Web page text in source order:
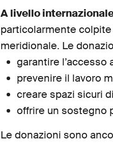
A livello
particolarmente colpite
meridionale. Le
garantire l’accesso
prevenire il lavoro
creare spazi sicuri
offrire un sostegno
Le donazioni sono